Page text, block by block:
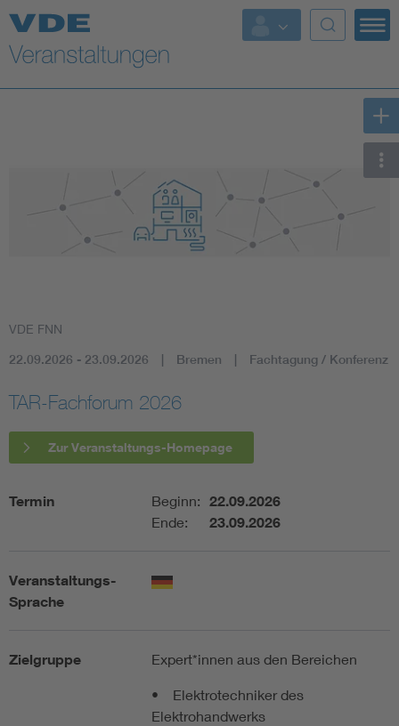
Top Themen
Fokusthemen
AI & Digital Trust
Health
Assisted Living
Energy storage
VDE FNN
22.09.2026 - 23.09.2026 Bremen Fachtagung / Konferenz
TAR-Fachforum 2026
Zur Veranstaltungs-Homepage
Termin Beginn: 22.09.2026
Ende: 23.09.2026
Veranstaltungs-
Sprache
Zielgruppe Expert*innen aus den Bereichen
• Elektrotechniker des
Elektrohandwerks